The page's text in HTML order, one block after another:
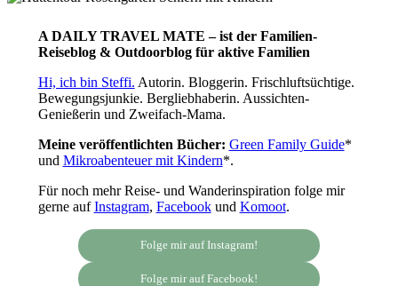
A DAILY TRAVEL MATE – ist der Familien-
Reiseblog & Outdoorblog für aktive Familien
Hi, ich bin Steffi. Autorin. Bloggerin. Frischluftsüchtige.
Bewegungsjunkie. Bergliebhaberin. Aussichten-
Genießerin und Zweifach-Mama.
Meine veröffentlichten Bücher: Green Family Guide*
und Mikroabenteuer mit Kindern*.
Für noch mehr Reise- und Wanderinspiration folge mir
gerne aufInstagram, Facebookund Komoot.
Folge mir auf Instagram!
Folge mir auf Facebook!